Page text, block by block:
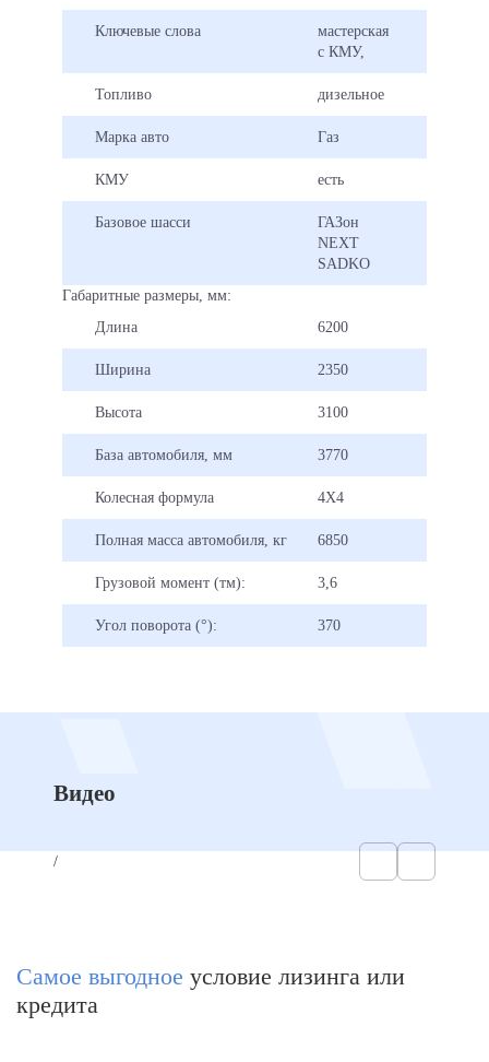
Параметры КМУ
Максимальная грузоподъемность тонн 2.0
Максимальный грузовой момент 3,9
МПа 20
Объем гидросистемы
Место для установки мм 620
На заводе НЗСА всегда можно заказать технику под свои
потребности.
Ключевые слова
мастерская
с КМУ,
Топливо дизельное
Марка авто Газ
КМУ есть
Базовое шасси
ГАЗон
NEXT
SADKO
Габаритные размеры, мм:
Длина
6200
Ширина 2350
Высота 3100
База автомобиля, мм 3770
Колесная формула 4Х4
Полная масса автомобиля, кг 6850
Грузовой момент (тм): 3,6
Угол поворота (°): 370
Видео
/
Самое выгодное условие лизинга или
кредита